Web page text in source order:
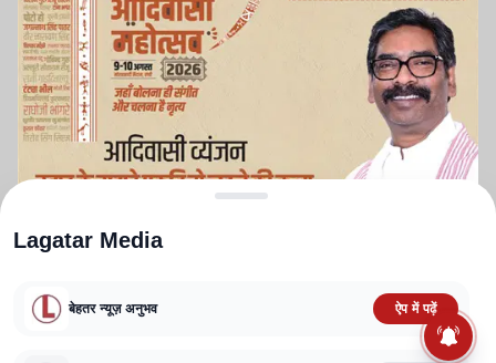
TERMS AND CONDITIONS
Lagatar Media
बेहतर न्यूज़ अनुभव ऐप में पढ़ें